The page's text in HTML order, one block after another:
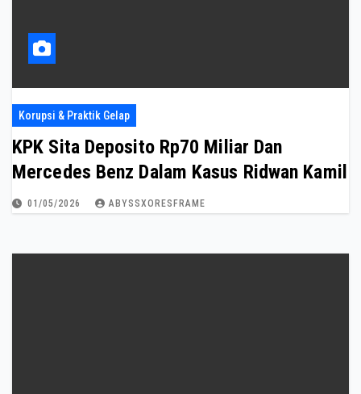
Korupsi & Praktik Gelap
KPK Sita Deposito Rp70 Miliar Dan
Mercedes Benz Dalam Kasus Ridwan Kamil
01/05/2026 ABYSSXORESFRAME